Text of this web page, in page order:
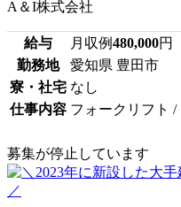
A＆I株式会社
給与 月収例480,000円
勤務地
愛知県 豊田市
寮・社宅 なし
仕事内容 フォークリフト
募集が停止しています